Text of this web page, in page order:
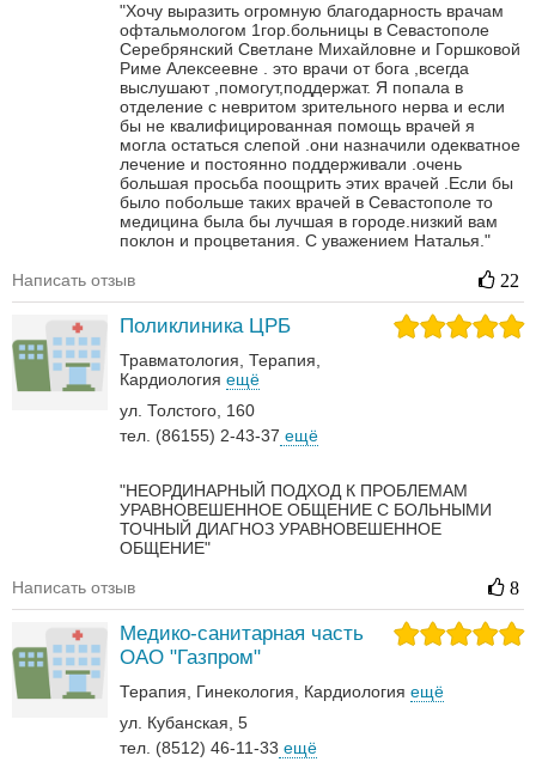
"Хочу выразить огромную благодарность врачам
офтальмологом 1гор.больницы в Севастополе
Серебрянский Светлане Михайловне и Горшковой
Риме Алексеевне . это врачи от бога ,всегда
выслушают ,помогут,поддержат. Я попала в
отделение с невритом зрительного нерва и если
бы не квалифицированная помощь врачей я
могла остаться слепой .они назначили одекватное
лечение и постоянно поддерживали .очень
большая просьба поощрить этих врачей .Если бы
было побольше таких врачей в Севастополе то
медицина была бы лучшая в городе.низкий вам
поклон и процветания. С уважением Наталья."
Написать отзыв 22
Поликлиника ЦРБ
Травматология Терапия
Кардиология ещё
ул. Толстого, 160
тел. (86155) 2-43-37 ещё
"НЕОРДИНАРНЫЙ ПОДХОД К ПРОБЛЕМАМ
УРАВНОВЕШЕННОЕ ОБЩЕНИЕ С БОЛЬНЫМИ
ТОЧНЫЙ ДИАГНОЗ УРАВНОВЕШЕННОЕ
ОБЩЕНИЕ"
Написать отзыв 8
Медико-санитарная часть
ОАО "Газпром"
Терапия Гинекология Кардиология ещё
ул. Кубанская, 5
тел. (8512) 46-11-33 ещё